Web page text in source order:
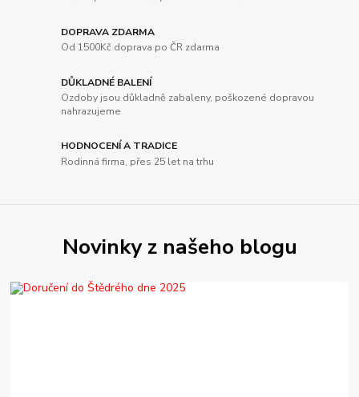
DOPRAVA ZDARMA
Od 1500Kč doprava po ČR zdarma
DŮKLADNÉ BALENÍ
Ozdoby jsou důkladně zabaleny, poškozené dopravou
nahrazujeme
HODNOCENÍ A TRADICE
Rodinná firma, přes 25 let na trhu
Novinky z našeho blogu